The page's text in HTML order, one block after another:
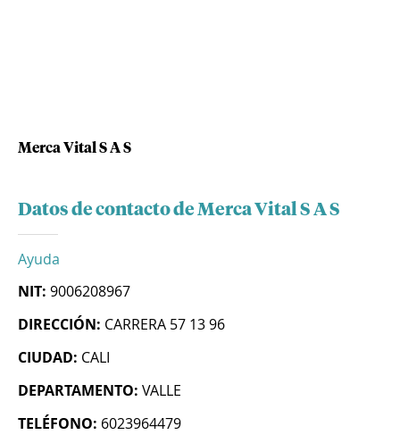
Merca Vital S A S
Datos de contacto de Merca Vital S A S
Ayuda
NIT: 9006208967
DIRECCIÓN: CARRERA 57 13 96
CIUDAD: CALI
DEPARTAMENTO: VALLE
TELÉFONO: 6023964479